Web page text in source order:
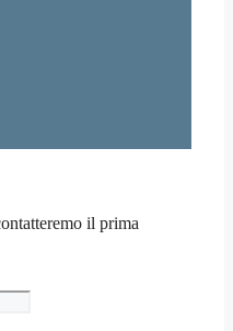
il prima